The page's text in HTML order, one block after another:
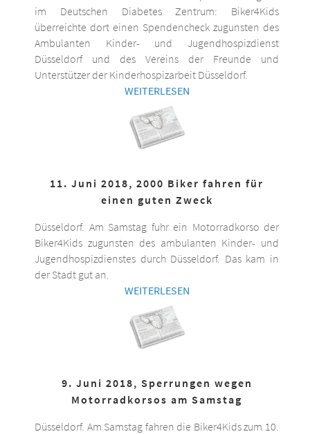
im Deutschen Diabetes Zentrum: Biker4Kids
überreichte dort einen Spendencheck zugunsten des
Ambulanten Kinder- und Jugendhospizdienst
Düsseldorf und des Vereins der Freunde und
Unterstützer der Kinderhospizarbeit Düsseldorf.
WEITERLESEN
11. Juni 2018, 2000 Biker fahren für
einen guten Zweck
Düsseldorf. Am Samstag fuhr ein Motorradkorso der
Biker4Kids zugunsten des ambulanten Kinder- und
Jugendhospizdienstes durch Düsseldorf. Das kam in
der Stadt gut an.
WEITERLESEN
9. Juni 2018, Sperrungen wegen
Motorradkorsos am Samstag
Düsseldorf. Am Samstag fahren die Biker4Kids zum 10.